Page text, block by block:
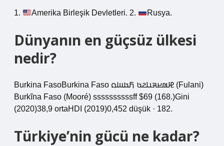
1. Amerika Birleşik Devletleri. 2. Rusya.
Dünyanın en güçsüz ülkesi
nedir?
Burkina FasoBurkina Faso 𞤄𞤵𞤪𞤳𞤭𞤲𞤢 𞤊𞤢𞤧𞤮 (Fulani)
Burkĩna Faso (Mooré) ssssssssssff $69 (168.)Gini
(2020)38,9 ortaHDI (2019)0,452 düşük · 182.
Türkiye’nin gücü ne kadar?